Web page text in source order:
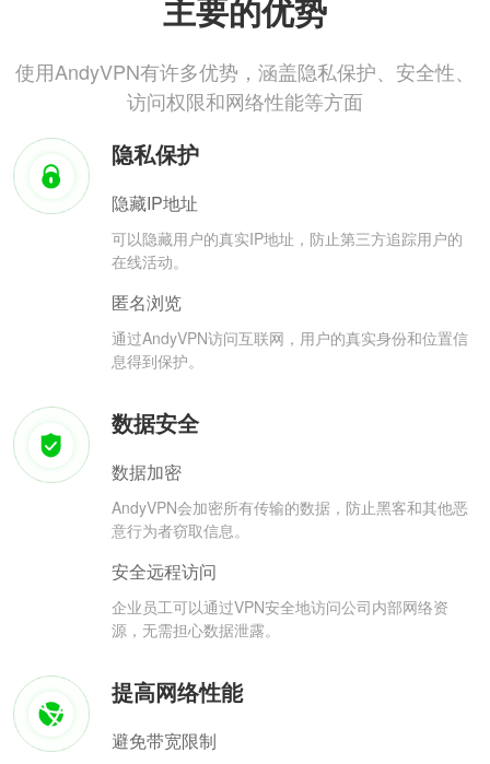
主要的优势
使用AndyVPN有许多优势，涵盖隐私保护、安全性、
访问权限和网络性能等方面
隐私保护
隐藏IP地址
可以隐藏用户的真实IP地址，防止第三方追踪用户的
在线活动。
匿名浏览
通过AndyVPN访问互联网，用户的真实身份和位置信
息得到保护。
数据安全
数据加密
AndyVPN会加密所有传输的数据，防止黑客和其他恶
意行为者窃取信息。
安全远程访问
企业员工可以通过VPN安全地访问公司内部网络资
源，无需担心数据泄露。
提高网络性能
避免带宽限制